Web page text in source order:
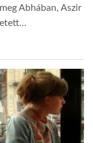
Abhában, Aszir